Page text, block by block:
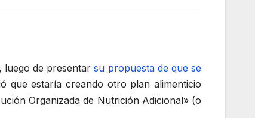
luego de presentarsu propuesta de que se
que estaría creando otro plan alimenticio
Organizada de Nutrición Adicional» (o